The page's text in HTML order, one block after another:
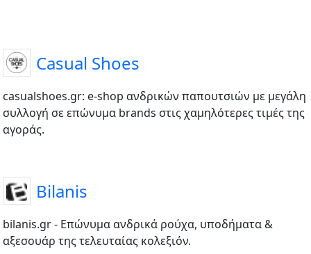
Casual Shoes
casualshoes.gr: e-shop ανδρικών παπουτσιών με μεγάλη
συλλογή σε επώνυμα brands στις χαμηλότερες τιμές της
αγοράς.
Bilanis
bilanis.gr - Επώνυμα ανδρικά ρούχα, υποδήματα &
αξεσουάρ της τελευταίας κολεξιόν.